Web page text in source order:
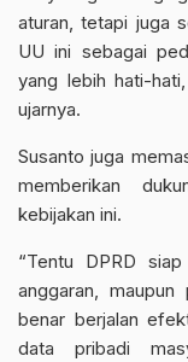
aturan, tetapi juga
UU ini sebagai
yang lebih hati-
ujarnya.
Susanto juga
memberikan
kebijakan ini.
“Tentu DPRD
anggaran,
benar berjalan
data pribadi